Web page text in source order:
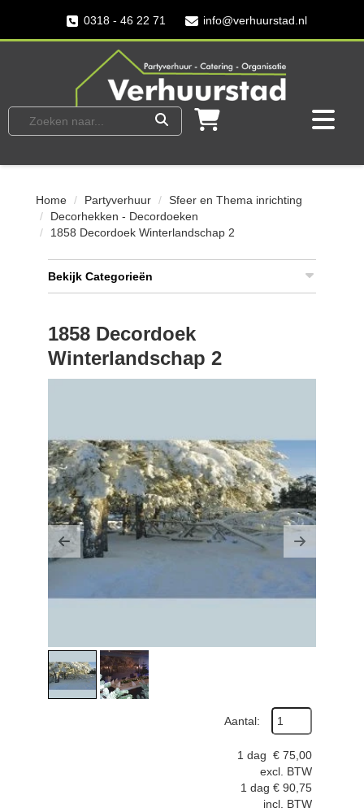
0318 - 46 22 71 info@verhuurstad.nl
Home Partyverhuur
Sfeer en Thema inrichting
Decorhekken - Decordoeken
1858 Decordoek Winterlandschap 2
Bekijk Categorieën
1858 Decordoek
Winterlandschap 2
Previous Next
Aantal:
1 dag € 75,00
excl. BTW
1 dag € 90,75
incl. BTW